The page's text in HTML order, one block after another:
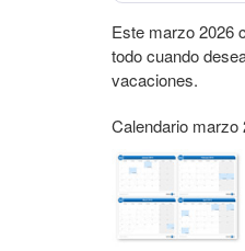
Este marzo 2026
todo cuando
vacaciones.
Calendario marzo